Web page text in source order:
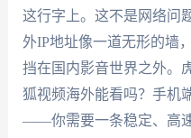
这行字上。这不是网络问
外IP地址像一道无形的墙
挡在国内影音世界之外。
狐视频海外能看吗？手机
——你需要一条稳定、高